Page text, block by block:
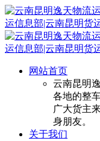
网站首页
云南昆明
各地的整
广大货主
身朋友。
关于我们